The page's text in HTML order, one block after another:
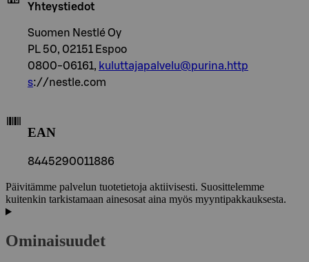
Yhteystiedot
Suomen Nestlé Oy
PL 50, 02151 Espoo
0800-06161, kuluttajapalvelu@purina.http
s://nestle.com
EAN
8445290011886
Päivitämme palvelun tuotetietoja aktiivisesti. Suosittelemme
kuitenkin tarkistamaan ainesosat aina myös myyntipakkauksesta.
Ominaisuudet